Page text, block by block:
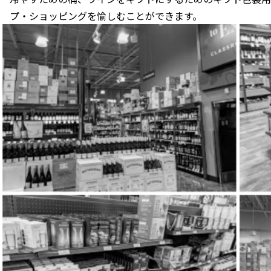
プ・ショッピングを愉しむことができます。